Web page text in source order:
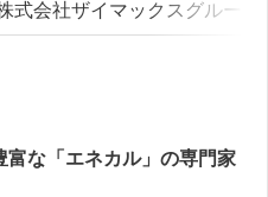
式会社ザイマックスグループ
な「エネカル」の専門家